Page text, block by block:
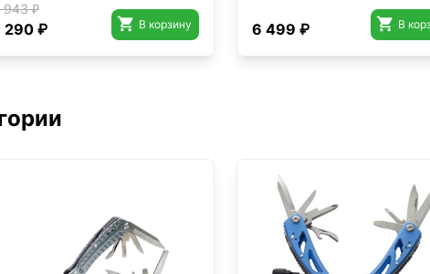
943 ₽
290 ₽  В корзину 6 499 ₽  В